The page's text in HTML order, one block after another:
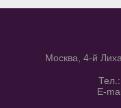
Москва, 4-й
Тел.:
E-